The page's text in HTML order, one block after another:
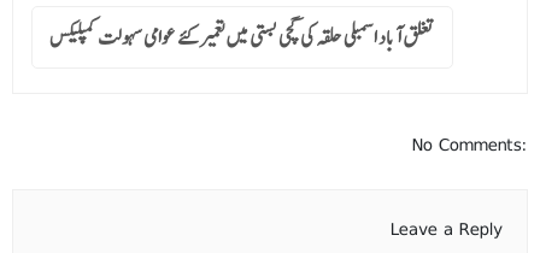
تغلق آباد اسمبلی حلقہ کی کچی بستی میں تعمیر کئے عوامی سہولت کمپلیکس
No Comments:
Leave a Reply